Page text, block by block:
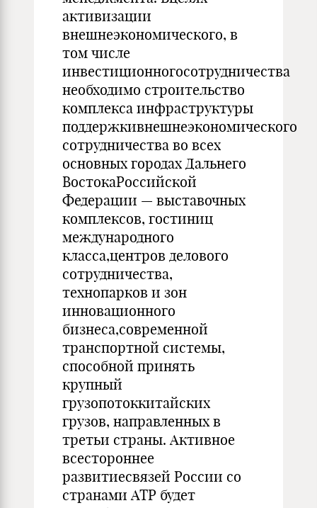
активизации
внешнеэкономического, в
том числе
инвестиционногосотрудничества
необходимо строительство
комплекса инфраструктуры
поддержкивнешнеэкономического
сотрудничества во всех
основных городах Дальнего
ВостокаРоссийской
Федерации — выставочных
комплексов, гостиниц
международного
класса,центров делового
сотрудничества,
технопарков и зон
инновационного
бизнеса,современной
транспортной системы,
способной принять
крупный
грузопотоккитайских
грузов, направленных в
третьи страны. Активное
всестороннее
развитиесвязей России со
странами АТР будет